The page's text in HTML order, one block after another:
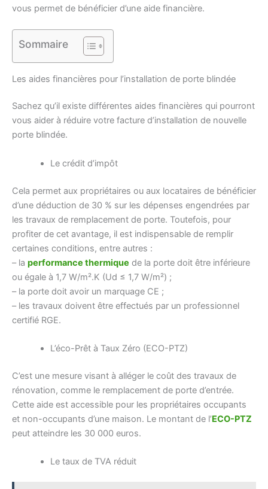
vous permet de bénéficier d’une aide financière.
Sommaire
Les aides financières pour l’installation de porte blindée
Sachez qu’il existe différentes aides financières qui pourront
vous aider à réduire votre facture d’installation de nouvelle
porte blindée.
Le crédit d’impôt
Cela permet aux propriétaires ou aux locataires de bénéficier
d’une déduction de 30 % sur les dépenses engendrées par
les travaux de remplacement de porte. Toutefois, pour
profiter de cet avantage, il est indispensable de remplir
certaines conditions, entre autres :
– la performance thermique de la porte doit être inférieure
ou égale à 1,7 W/m².K (Ud ≤ 1,7 W/m²) ;
– la porte doit avoir un marquage CE ;
– les travaux doivent être effectués par un professionnel
certifié RGE.
L’éco-Prêt à Taux Zéro (ECO-PTZ)
C’est une mesure visant à alléger le coût des travaux de
rénovation, comme le remplacement de porte d’entrée.
Cette aide est accessible pour les propriétaires occupants
et non-occupants d’une maison. Le montant de l’ECO-PTZ
peut atteindre les 30 000 euros.
Le taux de TVA réduit